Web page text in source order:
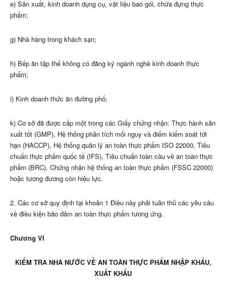
e) Sản xuất, kinh doanh dụng cụ, vật liệu bao gói, chứa đựng thực
phẩm;
g) Nhà hàng trong khách sạn;
h) Bếp ăn tập thể không có đăng ký ngành nghề kinh doanh thực
phẩm;
i) Kinh doanh thức ăn đường phố;
k) Cơ sở đã được cấp một trong các Giấy chứng nhận: Thực hành sản
xuất tốt (GMP), Hệ thống phân tích mối nguy và điểm kiểm soát tới
hạn (HACCP), Hệ thống quản lý an toàn thực phẩm ISO 22000, Tiêu
chuẩn thực phẩm quốc tế (IFS), Tiêu chuẩn toàn cầu về an toàn thực
phẩm (BRC), Chứng nhận hệ thống an toàn thực phẩm (FSSC 22000)
hoặc tương đương còn hiệu lực.
2. Các cơ sở quy định tại khoản 1 Điều này phải tuân thủ các yêu cầu
về điều kiện bảo đảm an toàn thực phẩm tương ứng.
Chương VI
KIỂM TRA NHÀ NƯỚC VỀ AN TOÀN THỰC PHẨM NHẬP KHẨU,
XUẤT KHẨU